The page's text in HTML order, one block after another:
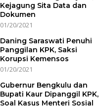
Kejagung Sita Data dan
Dokumen
01/20/2021
Daning Saraswati Penuhi
Panggilan KPK, Saksi
Korupsi Kemensos
01/20/2021
Gubernur Bengkulu dan
Bupati Kaur Dipanggil KPK,
Soal Kasus Menteri Sosial